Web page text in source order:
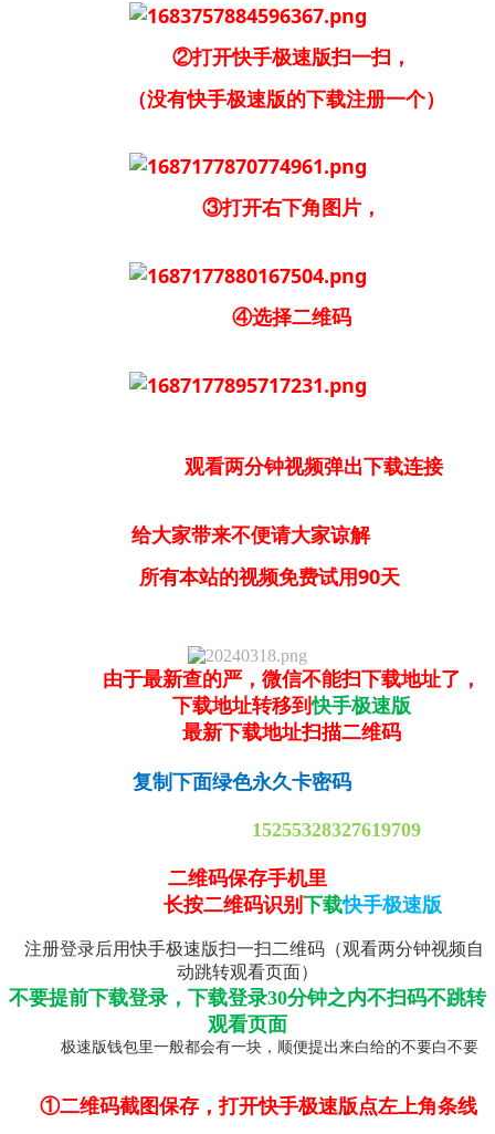
②打开快手极速版扫一扫，
（没有快手极速版的下载注册一个）
③打开右下角图片，
④选择二维码
观看两分钟视频弹出下载连接
给大家带来不便请大家谅解
所有本站的视频免费试用90天
由于最新查的严，微信不能扫下载地址了，
下载地址转移到快手极速版
最新下载地址扫描二维码
复制下面绿色永久卡密码
15255328327619709
二维码保存手机里
长按二维码识别 下载快手极速版
注册登录后用快手极速版扫一扫二维码（观看两分钟视频自
动跳转观看页面）
不要提前下载登录，下载登录30分钟之内不扫码不跳转
观看页面
极速版钱包里一般都会有一块，顺便提出来白给的不要白不要
①二维码截图保存，打开快手极速版点左上角条线